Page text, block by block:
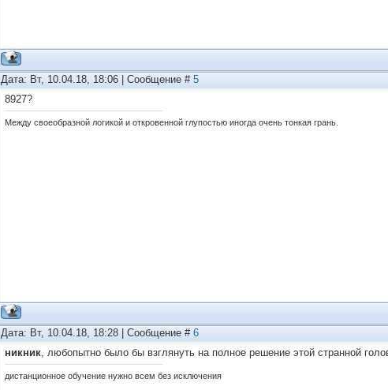
Дата: Вт, 10.04.18, 18:06 | Сообщение # 5
8927?
Между своеобразной логикой и откровенной глупостью иногда очень тонкая грань.
Дата: Вт, 10.04.18, 18:28 | Сообщение # 6
никник, любопытно было бы взглянуть на полное решение этой странной
дистанционное обучение нужно всем без исключения